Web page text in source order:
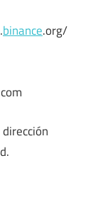
binance.org/